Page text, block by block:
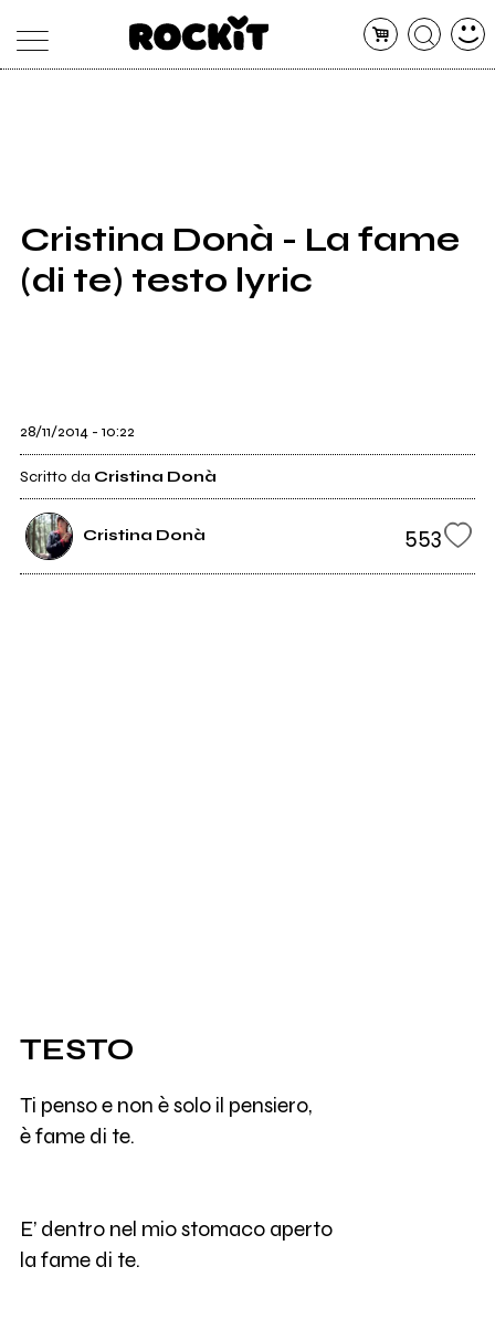
SHOP
RADIO
Cristina Donà - La fame
(di te) testo lyric
28/11/2014 - 10:22
Scritto da Cristina Donà
Cristina Donà 553
TESTO
Ti penso e non è solo il pensiero,
è fame di te.
E’ dentro nel mio stomaco aperto
la fame di te.